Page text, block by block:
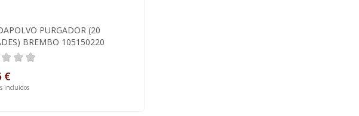
PURGADOR (20
BREMBO 105150220
€
incluidos